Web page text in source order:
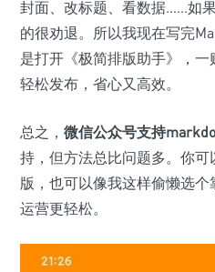
封面、改标题、看数据……如
的很劝退。所以我现在写完
是打开《极简排版助手》，一
轻松发布，省心又高效。
总之， 微信公众号支持
持，但方法总比问题多。你
版，也可以像我这样偷懒选个
运营更轻松。